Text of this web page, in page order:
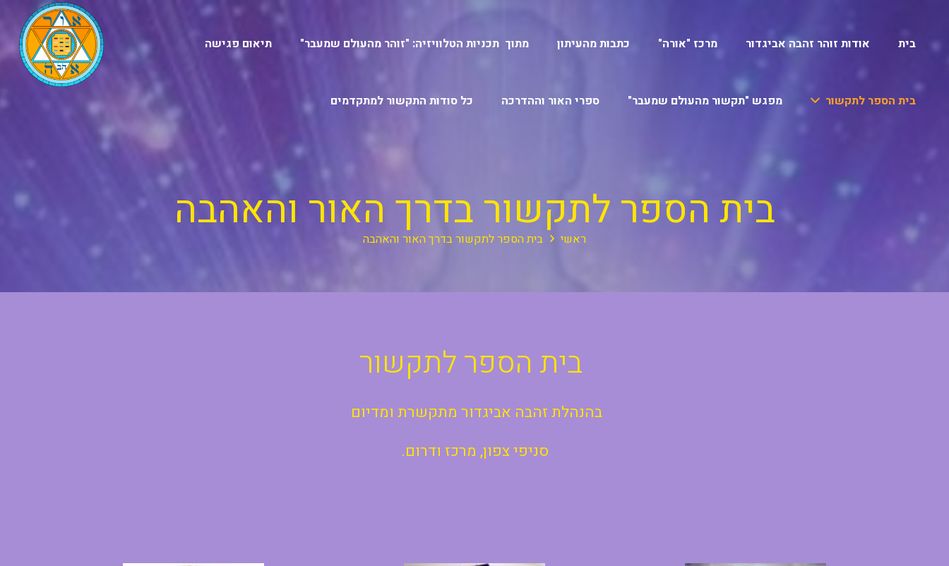
בית אודות זוהר זהבה אביגדור מרכז "אורה" כתבות מהעיתון מתוך תכניות הטלוויזיה: "זוהר מהעולם שמעבר" תיאום פגישה
בית הספר לתקשור מפגש "תקשור מהעולם שמעבר" ספרי האור וההדרכה כל סודות התקשור למתקדמים
בית הספר לתקשור בדרך האור והאהבה
ראשי בית הספר לתקשור בדרך האור והאהבה
בית הספר לתקשור
בהנהלת זהבה אביגדור מתקשרת ומדיום
סניפי צפון, מרכז ודרום.